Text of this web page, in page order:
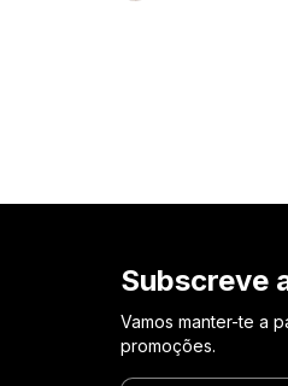
Subscreve
Vamos manter-te a
promoções.